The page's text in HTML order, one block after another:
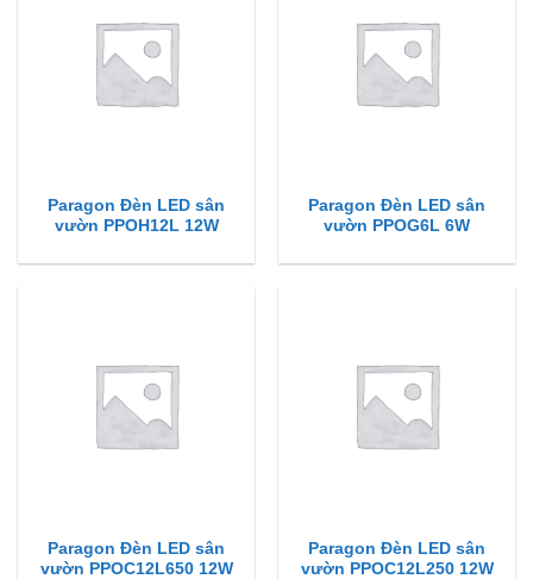
Paragon Đèn LED sân
vườn PPOH12L 12W
Paragon Đèn LED sân
vườn PPOG6L 6W
Paragon Đèn LED sân
vườn PPOC12L650 12W
Paragon Đèn LED sân
vườn PPOC12L250 12W